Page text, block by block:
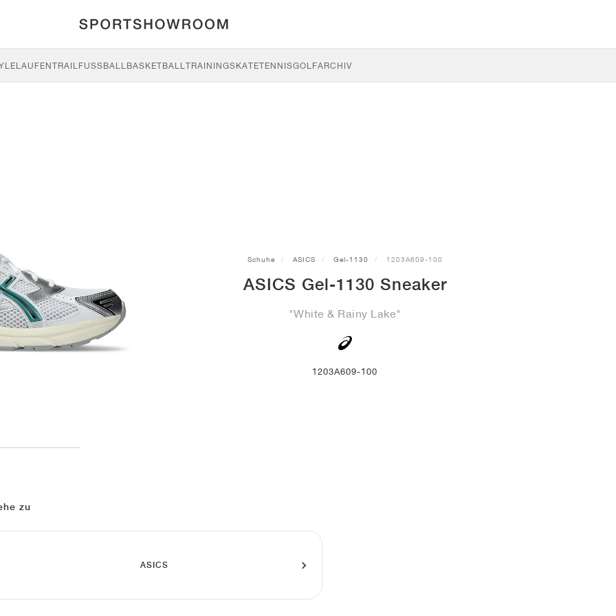
LAUFENTRAILFUSSBALL BASKETBALLTRAININGSKATETENNISGOLFARCHIV
Schuhe ASICS Gel-1130 1203A609-100
ASICS Gel-1130 Sneaker
"White & Rainy Lake"
1203A609-100
zu
ASICS